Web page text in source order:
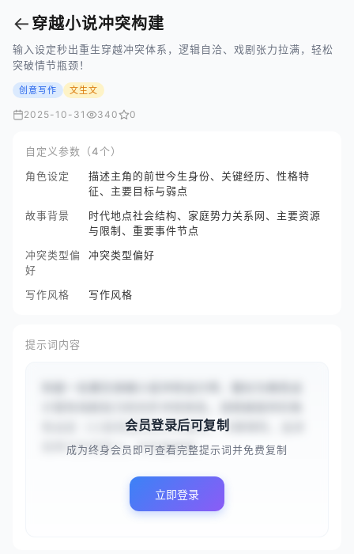
←穿越小说冲突构建
输入设定秒出重生穿越冲突体系，逻辑自洽、戏剧张力拉满，轻松
突破情节瓶颈！
创意写作 文生文
2025-10-31 340 0
自定义参数（4个）
角色设定
描述主角的前世今生身份、关键经历、性格特
征、主要目标与弱点
故事背景
时代地点社会结构、家庭势力关系网、主要资源
与限制、重要事件节点
冲突类型偏
好
冲突类型偏好
写作风格 写作风格
提示词内容
色设定（{{前世是顶尖外科医生，冷静理性，追求
效率与生命至上；今生是侯府...
会员登录后可复制
成为终身会员即可查看完整提示词并免费复制
立即登录